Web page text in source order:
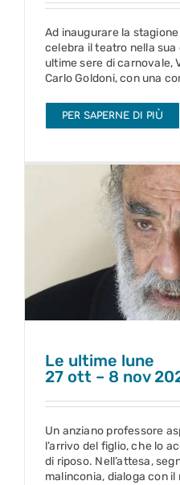
Ad inaugurare la
celebra il teatro nella sua
ultime sere di carnovale,
Carlo Goldoni, con una
PER SAPERNE DI PIÙ
Le
27 ott –
Le ultime lune
27 ott – 8 nov
Un anziano professore
l’arrivo del figlio, che lo
di riposo. Nell’attesa,
malinconia, dialoga con